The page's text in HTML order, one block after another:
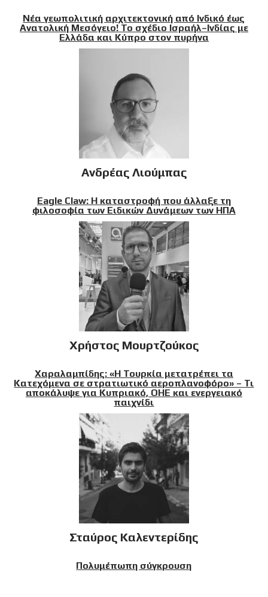
Νέα γεωπολιτική αρχιτεκτονική από Ινδικό έως
Ανατολική Μεσόγειο! Το σχέδιο Ισραήλ–Ινδίας με
Ελλάδα και Κύπρο στον πυρήνα
Ανδρέας Λιούμπας
Eagle Claw: Η καταστροφή που άλλαξε τη
φιλοσοφία των Ειδικών Δυνάμεων των ΗΠΑ
Χρήστος Μουρτζούκος
Χαραλαμπίδης: «Η Τουρκία μετατρέπει τα
Κατεχόμενα σε στρατιωτικό αεροπλανοφόρο» – Τι
αποκάλυψε για Κυπριακό, ΟΗΕ και ενεργειακό
παιχνίδι
Σταύρος Καλεντερίδης
Πολυμέπωπη σύγκρουση